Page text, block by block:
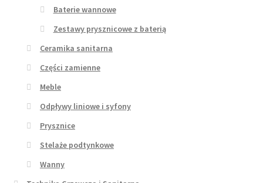
Baterie wannowe
Zestawy prysznicowe z baterią
Ceramika sanitarna
Części zamienne
Meble
Odpływy liniowe i syfony
Prysznice
Stelaże podtynkowe
Wanny